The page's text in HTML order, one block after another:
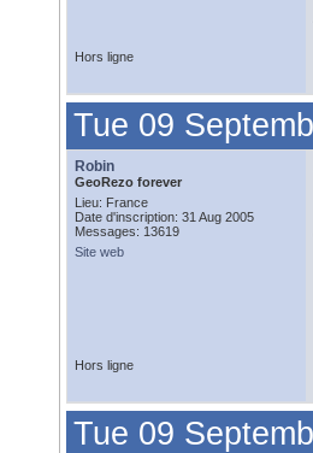
Hors ligne
Tue 09
Robin
GeoRezo forever
Lieu: France
Date d'inscription: 31 Aug 2005
Messages: 13619
Site web
Hors ligne
Tue 09